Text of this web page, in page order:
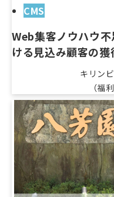
CMS
Web集客ノウハウ
ける見込み顧客の獲
キリン
（福